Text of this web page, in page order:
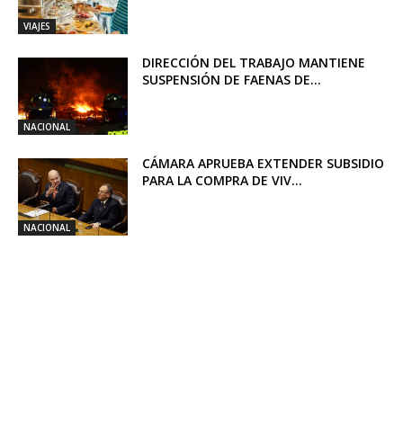
VIAJES
NACIONAL
DIRECCIÓN DEL TRABAJO MANTIENE
SUSPENSIÓN DE FAENAS DE...
NACIONAL
CÁMARA APRUEBA EXTENDER SUBSIDIO
PARA LA COMPRA DE VIV...